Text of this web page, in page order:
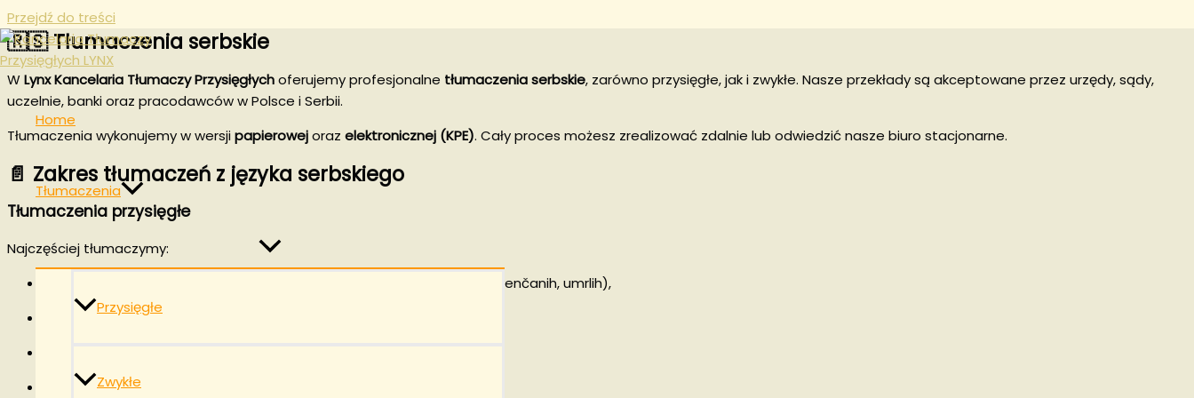
Przejdź do treści
Home
Tłumaczenia
Przysięgłe
Zwykłe
🇷🇸 Tłumaczenia serbskie
WLynx Kancelaria Tłumaczy Przysięgłychoferujemy profesjonalne tłumaczenia serbskie, zarówno przysięgłe, jak i zwykłe. Nasze przekłady są akceptowane przez urzędy, sądy,
uczelnie, banki oraz pracodawców w Polsce i Serbii.
Tłumaczenia wykonujemy w wersjipapierowejoraz elektronicznej (KPE). Cały proces możesz zrealizować zdalnie lub odwiedzić nasze biuro stacjonarne.
📄 Zakres tłumaczeń z języka serbskiego
Tłumaczenia przysięgłe
Najczęściej tłumaczymy:
akty urodzenia, małżeństwa i zgonu (Izvod iz matične knjige rođenih, venčanih, umrlih),
pełnomocnictwa, akty notarialne i dokumenty urzędowe,
prawo jazdy, dokumenty rejestracyjne i umowy kupna–sprzedaży,